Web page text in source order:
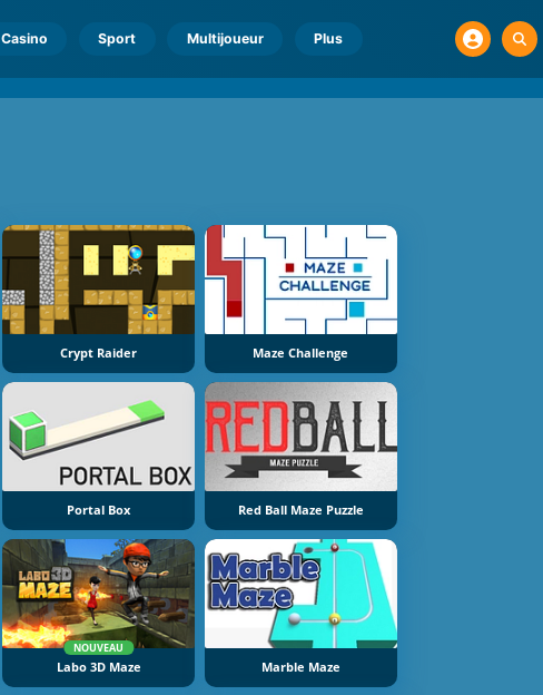
Casino Sport Multijoueur Plus
Crypt Raider Maze Challenge
Portal Box Red Ball Maze Puzzle
NOUVEAU
Labo 3D Maze Marble Maze